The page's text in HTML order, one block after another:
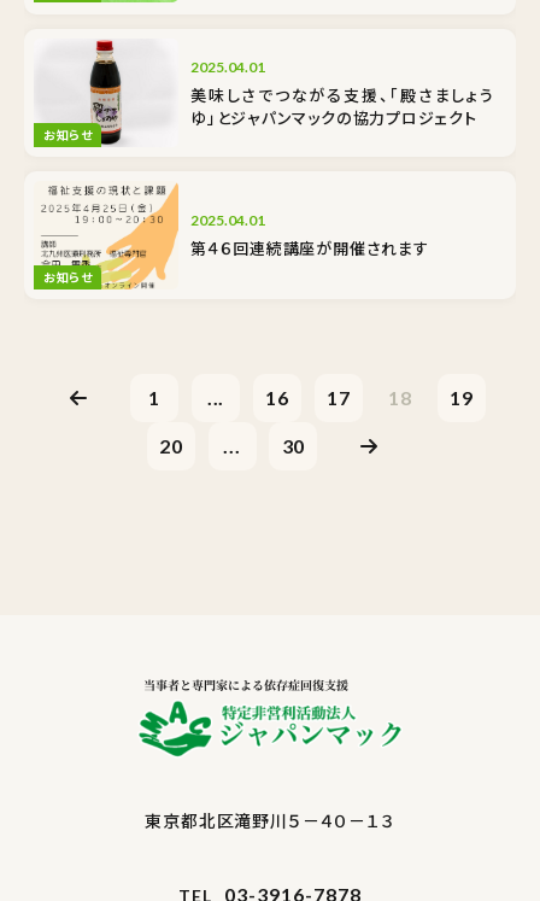
お知らせ
2025.04.01
美味しさでつながる支援、「殿さましょう
ゆ」とジャパンマックの協力プロジェクト
お知らせ
2025.04.01
第４６回連続講座が開催されます
1 ... 16 17 18 19
20 ... 30
東京都北区滝野川５－４０－１３
TEL 03-3916-7878